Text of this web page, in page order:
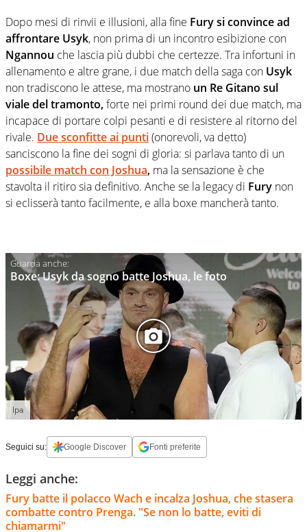
Dopo mesi di rinvii e illusioni, alla fine Furysi convince ad
affrontare Usyk, non prima di un incontro esibizione con
Ngannou che lascia più dubbi che certezze. Tra infortuni in
allenamento e altre grane, i due match della saga con Usyk
non tradiscono le attese, ma mostrano un Re Gitano sul
viale del tramonto,forte nei primi round dei due match, ma
incapace di portare colpi pesanti e di resistere al ritorno del
rivale. Due sconfitte ai punti(onorevoli, va detto)
sanciscono la fine dei sogni di gloria: si parlava tanto di un
possibile match con Joshua, ma la sensazione è che
stavolta il ritiro sia definitivo. Anche se la legacy di Fury non
si eclisserà tanto facilmente, e alla boxe mancherà tanto.
Boxe: Usyk da sogno batte Joshua, le foto
Ipa
Seguici su: Google Discover Fonti preferite
Leggi anche:
Fury batte il polacco Wach e incalza Joshua, che stasera
combatte contro Prenga. "Se non lo batte, eviti di
chiamarmi"